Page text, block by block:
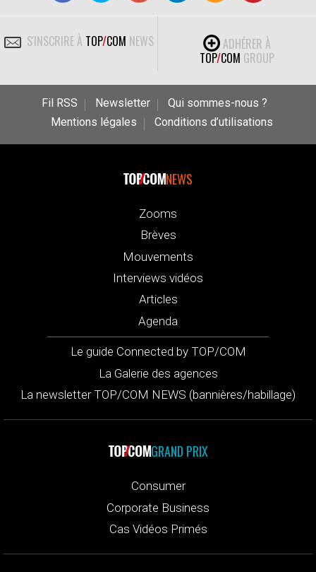
S'INSCRIRE À TOP/COM NEWS
ADHÉRER À
TOP/COM GROUP
Fil RSS Newsletter
Qui sommes-nous ?
Mentions légales
Conditions d’utilisations
NEWS
Zooms
Brèves
Mouvements
Interviews vidéos
Articles
Agenda
Le guide Connected by TOP/COM
La Galerie des agences
La newsletter TOP/COM NEWS (bannières/habillage)
GRAND PRIX
Consumer
Corporate Business
Cas Vidéos Primés